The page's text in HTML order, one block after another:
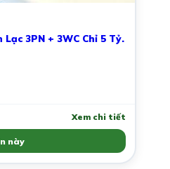
3PN + 3WC Chỉ 5 Tỷ.
Xem chi tiết
này